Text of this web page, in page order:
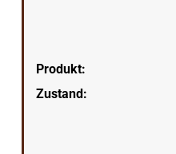
Produkt:
Zustand: